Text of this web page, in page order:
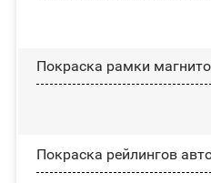
Покраска рамки
Покраска рейлингов